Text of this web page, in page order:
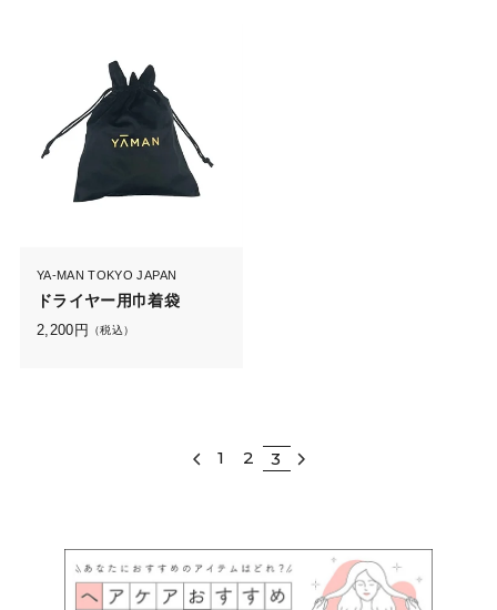
YA-MAN TOKYO JAPAN
ドライヤー用巾着袋
2,200 円 （税込）
1 2 3